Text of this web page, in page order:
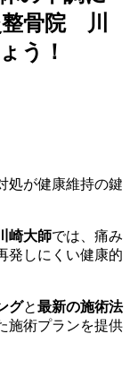
骨院 川
う！
処が健康維持の鍵
崎大師では、痛み
発しにくい健康的
グと最新の施術法
施術プランを提供